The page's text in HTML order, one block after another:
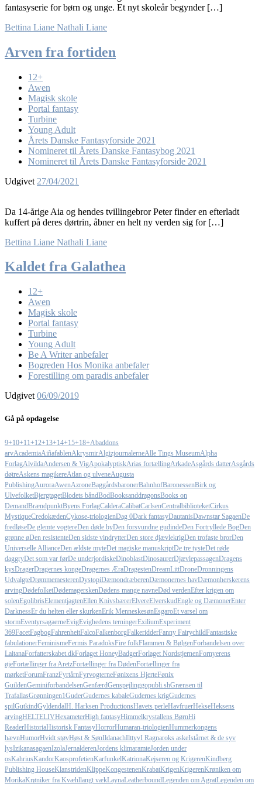
fantasyserie for børn og unge. Et nyt skoleår begynder […]
Bettina Liane Nathali Liane
Arven fra fortiden
12+
Awen
Magisk skole
Portal fantasy
Turbine
Young Adult
Årets Danske Fantasyforside 2021
Nomineret til Årets Danske Fantasybog 2021
Nomineret til Årets Danske Fantasyforside 2021
Udgivet 27/04/2021
Da 14-årige Aia og hendes tvillingebror Peter finder en efterladt
kuffert på deres dørtrin, åbner en helt ny verden sig for […]
Bettina Liane Nathali Liane
Kaldet fra Galathea
12+
Awen
Magisk skole
Portal fantasy
Turbine
Young Adult
Be A Writer anbefaler
Bogreden Hos Monika anbefaler
Forestilling om paradis anbefaler
Udgivet 06/09/2019
Gå på opdagelse
9+10+11+12+13+14+15+18+Abaddons
arvAcademiaAiñafablenAkrysmirAlgizjournalerneAlle Tings MuseumAlpha
ForlagAlvildaAndersen & VigApokalyptiskArias fortællingArkadeAsgårds datterAsgårds
døtreAskens magikereAtlan og ulveneAugusta
PublishingAuroraAwenAzroneBaggårdsbaronerBahnhofBaronessenBirk og
UlvefolketBjergtagetBlodets båndBodBooksanddragonsBooks on
DemandBrændpunktByens ForlagCalderaCalibatCarlsenCentralbiblioteketCirkus
MystiqueCredokædenCykose-triologienDag 0Dark fantasyDautanisDawnstar SagaenDe
fredløseDe glemte vogtereDen døde byDen forsvundne gudindeDen Fortryllede BogDen
grønne øDen resistenteDen sidste vindrytterDen store djævlekrigDen trofaste brorDen
Universelle AllianceDen ældste myteDet magiske manuskriptDe tre tysteDet røde
daggryDet som var førDe underjordiskeDinoblastDinosaurerDjævlepassagenDragens
kysDragerDragernes kongeDragernes ÆraDragestenDreamLittDroneDronningens
UdvalgteDrømmemesterenDystopiDæmondræberenDæmonernes havDæmonherskerens
arvingDødefolketDødemagerskenDødens mange navneDød verdenEfter krigen om
solenEgolibrisElementjagtenEllen KnivsbærerElvereElverskudEngle og DæmonerEnter
DarknessEr du helten eller skurkenErik MenneskesønEsgaroEt varsel om
stormEventyrsagaerneEvigEvighedens terningerExiliumExperiment
369FacetFagbogFahrenheitFalcoFalkenborgFalkeridderFanny FairychildFantastiske
fabulationerFeminismeFermis ParadoksFire folkFlammen & BølgenForbandelsen over
LaitanaForfatterskabet.dkForlaget HoneyBadgerForlaget NordstjernenFornyerens
øjeFortællinger fra AretzFortællinger fra DødenFortællinger fra
mørketForumFranzFyrtårnFyrvogterneFønixens HjerteFønix
GuildenGeminiforbandelsenGenfærdGenspejlinggopubli.shGrænsen til
TrafallasGrønningen1GuderGudernes kabaleGudernes krigGudernes
spilGutkindGyldendalH. Harksen ProductionsHavets perleHavfruerHekseHeksens
arvingHELTELIVHexameterHigh fantasyHimmelkrystallens BørnHi
ReaderHistoriaHistorisk FantasyHorrorHumaran-triologienHummerkongens
hævnHumorHvidt støvHøst & SønIldanachIlttyvI Ragnaroks askeIstårnet & de syv
lysIzikanasagaenIzolaJernalderenJordens klimaramteJorden under
osKahriusKandorKaosprofetienKarfunkelKatrionaKejseren og KrigerenKindberg
Publishing HouseKlanstridenKlippeKongestenenKrabatKrigenKrigerenKrøniken om
MorikaKrøniker fra Kvæhllangt vækLaynaLeatherboundLegenden om AgratLegenden om